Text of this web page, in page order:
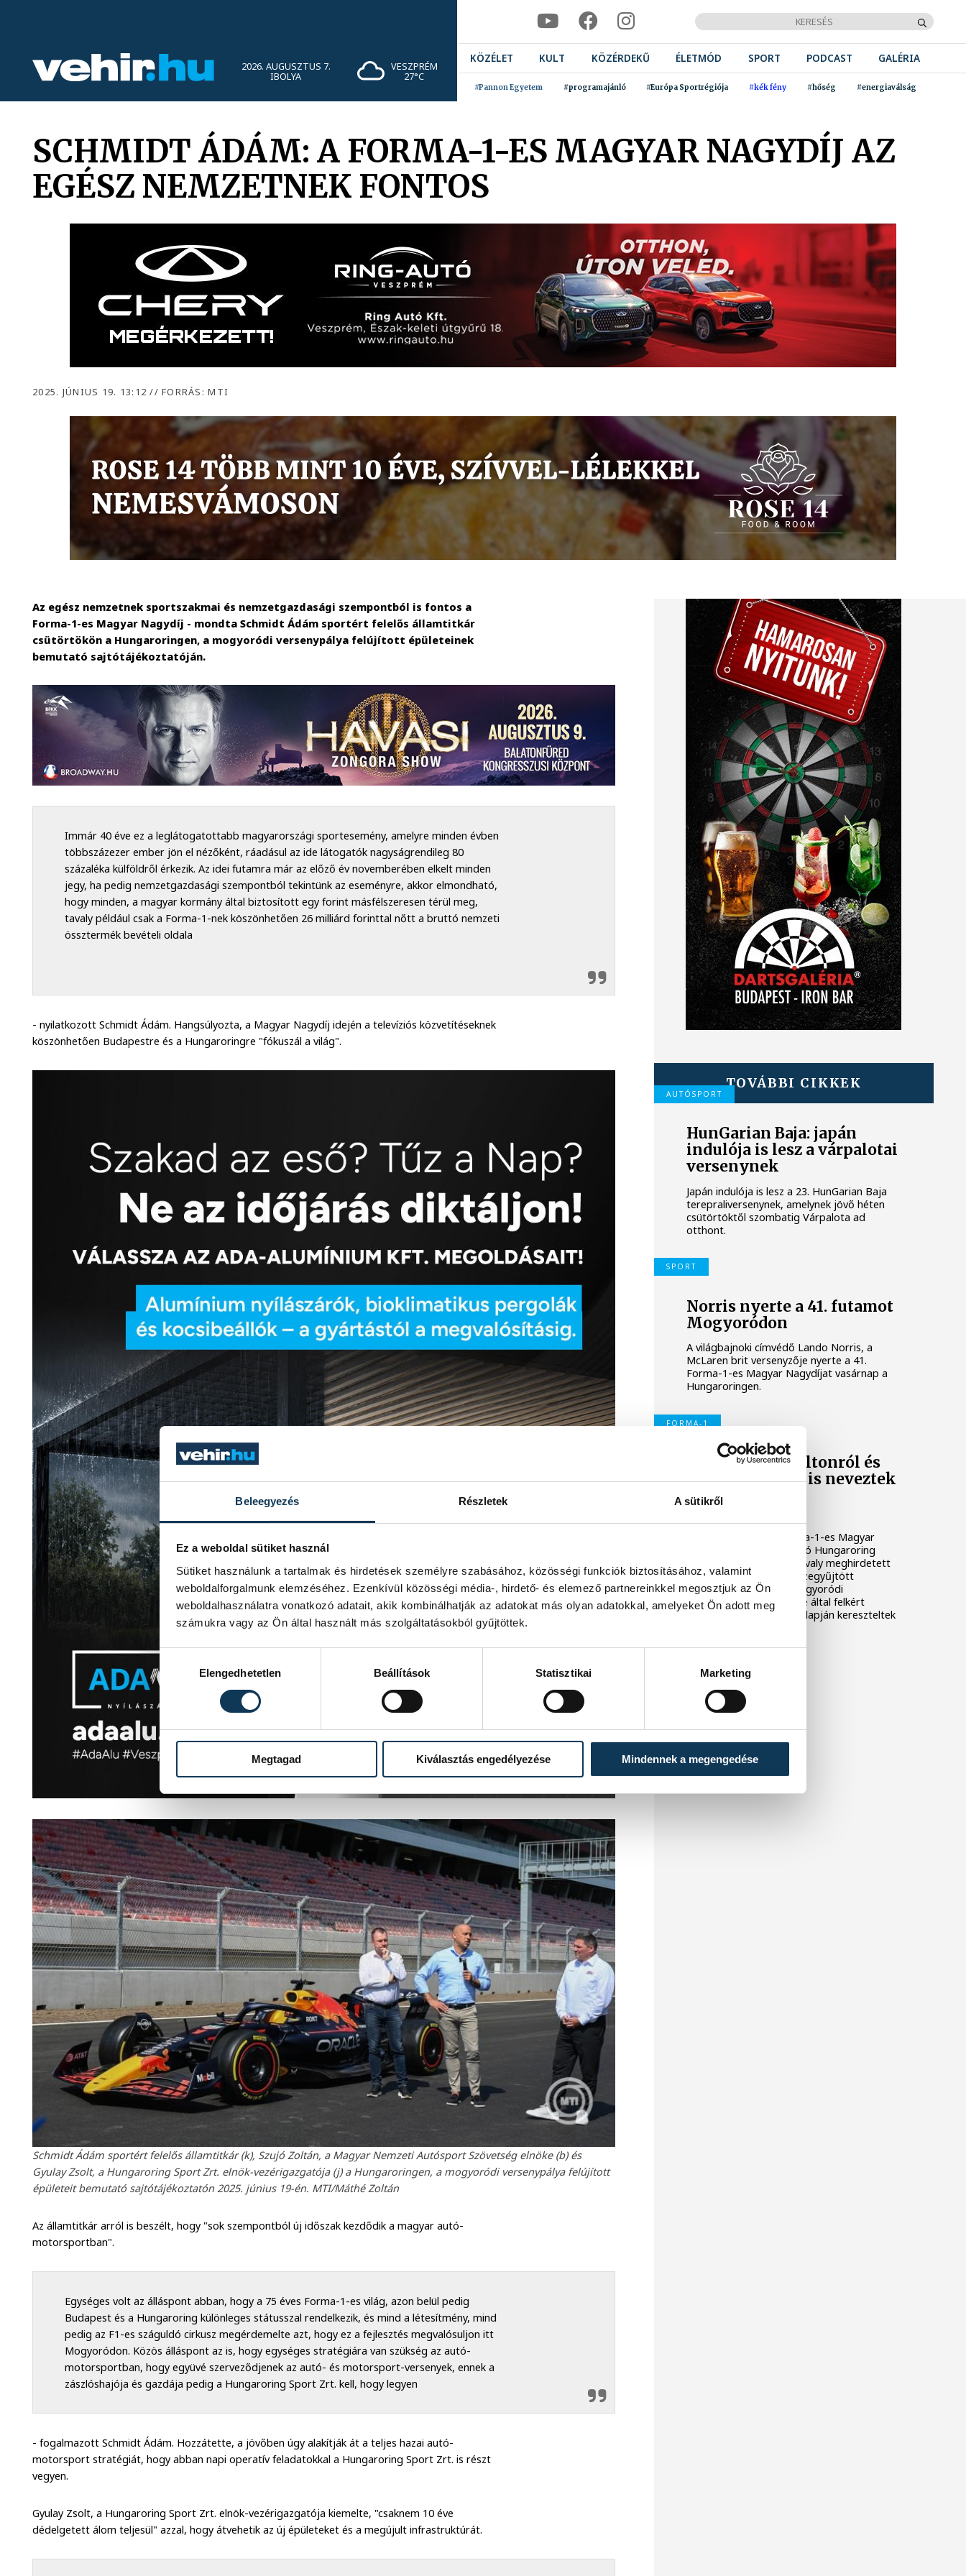
Beleegyezés Részletek A sütikről
Ez a weboldal sütiket használ
Sütiket használunk a tartalmak és hirdetések személyre szabásához, közösségi funkciók biztosításához, valamint
weboldalforgalmunk elemzéséhez. Ezenkívül közösségi média-, hirdető- és elemező partnereinkkel megosztjuk az Ön
weboldalhasználatra vonatkozó adatait, akik kombinálhatják az adatokat más olyan adatokkal, amelyeket Ön adott meg
számukra vagy az Ön által használt más szolgáltatásokból gyűjtöttek.
Hozzájárulás kiválasztása
Elengedhetetlen
Beállítások Statisztikai Marketing
Megtagad Kiválasztás engedélyezése Mindennek a megengedése
2026. AUGUSZTUS 7.
IBOLYA
VESZPRÉM
27°C
KÖZÉLET KULT KÖZÉRDEKŰ ÉLETMÓD SPORT PODCAST GALÉRIA
#Pannon Egyetem #programajánló #Európa Sportrégiója #kék fény #hőség #energiaválság
SCHMIDT ÁDÁM: A FORMA-1-ES MAGYAR NAGYDÍJ AZ
EGÉSZ NEMZETNEK FONTOS
2025. JÚNIUS 19. 13:12// FORRÁS: MTI
Az egész nemzetnek sportszakmai és nemzetgazdasági szempontból is fontos a
Forma-1-es Magyar Nagydíj - mondta Schmidt Ádám sportért felelős államtitkár
csütörtökön a Hungaroringen, a mogyoródi versenypálya felújított épületeinek
bemutató sajtótájékoztatóján.
Immár 40 éve ez a leglátogatottabb magyarországi sportesemény, amelyre minden évben
többszázezer ember jön el nézőként, ráadásul az ide látogatók nagyságrendileg 80
százaléka külföldről érkezik. Az idei futamra már az előző év novemberében elkelt minden
jegy, ha pedig nemzetgazdasági szempontból tekintünk az eseményre, akkor elmondható,
hogy minden, a magyar kormány által biztosított egy forint másfélszeresen térül meg,
tavaly például csak a Forma-1-nek köszönhetően 26 milliárd forinttal nőtt a bruttó nemzeti
össztermék bevételi oldala
- nyilatkozott Schmidt Ádám. Hangsúlyozta, a Magyar Nagydíj idején a televíziós közvetítéseknek
köszönhetően Budapestre és a Hungaroringre "fókuszál a világ".
Schmidt Ádám sportért felelős államtitkár (k), Szujó Zoltán, a Magyar Nemzeti Autósport Szövetség elnöke (b) és
Gyulay Zsolt, a Hungaroring Sport Zrt. elnök-vezérigazgatója (j) a Hungaroringen, a mogyoródi versenypálya felújított
épületeit bemutató sajtótájékoztatón 2025. június 19-én. MTI/Máthé Zoltán
Az államtitkár arról is beszélt, hogy "sok szempontból új időszak kezdődik a magyar autó-
motorsportban".
Egységes volt az álláspont abban, hogy a 75 éves Forma-1-es világ, azon belül pedig
Budapest és a Hungaroring különleges státusszal rendelkezik, és mind a létesítmény, mind
pedig az F1-es száguldó cirkusz megérdemelte azt, hogy ez a fejlesztés megvalósuljon itt
Mogyoródon. Közös álláspont az is, hogy egységes stratégiára van szükség az autó-
motorsportban, hogy együvé szerveződjenek az autó- és motorsport-versenyek, ennek a
zászlóshajója és gazdája pedig a Hungaroring Sport Zrt. kell, hogy legyen
- fogalmazott Schmidt Ádám. Hozzátette, a jövőben úgy alakítják át a teljes hazai autó-
motorsport stratégiát, hogy abban napi operatív feladatokkal a Hungaroring Sport Zrt. is részt
vegyen.
Gyulay Zsolt, a Hungaroring Sport Zrt. elnök-vezérigazgatója kiemelte, "csaknem 10 éve
dédelgetett álom teljesül" azzal, hogy átvehetik az új épületeket és a megújult infrastruktúrát.
TOVÁBBI CIKKEK
AUTÓSPORT
HunGarian Baja: japán
indulója is lesz a várpalotai
versenynek
Japán indulója is lesz a 23. HunGarian Baja
terepraliversenynek, amelynek jövő héten
csütörtöktől szombatig Várpalota ad
otthont.
SPORT
Norris nyerte a 41. futamot
Mogyoródon
A világbajnoki címvédő Lando Norris, a
McLaren brit versenyzője nyerte a 41.
Forma-1-es Magyar Nagydíjat vasárnap a
Hungaroringen.
FORMA-1
Sennáról, Hamiltonról és
Schumacherről is neveztek
el kanyart a
Nevet kaptak a 41. Forma-1-es Magyar
Nagydíjnak is otthont adó Hungaroring
kanyarjai, amelyeket a tavaly meghirdetett
szurkolói aktivitáson összegyűjtött
javaslatok nyomán, a mogyoródi
létesítmény üzemeltetője által felkért
szakértői stáb döntése alapján kereszteltek